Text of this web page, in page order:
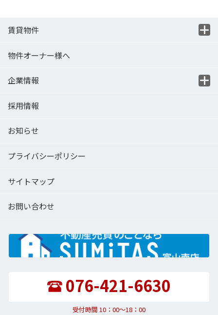
賃貸物件
物件オーナー様へ
企業情報
採用情報
お知らせ
プライバシーポリシー
サイトマップ
お問い合わせ
076-421-6630
受付時間 10：00〜18：00